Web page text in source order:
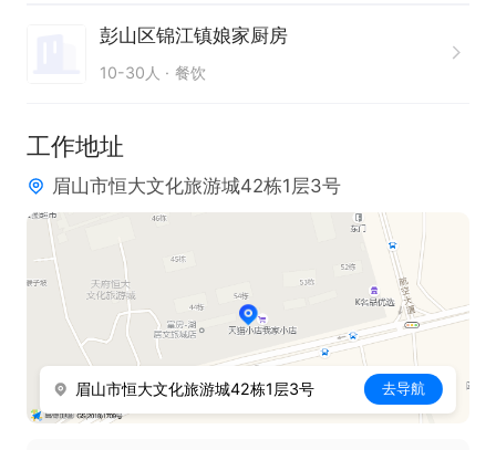
彭山区锦江镇娘家厨房
10-30人 餐饮
工作地址
眉山市恒大文化旅游城42栋1层3号
眉山市恒大文化旅游城42栋1层3号 去导航